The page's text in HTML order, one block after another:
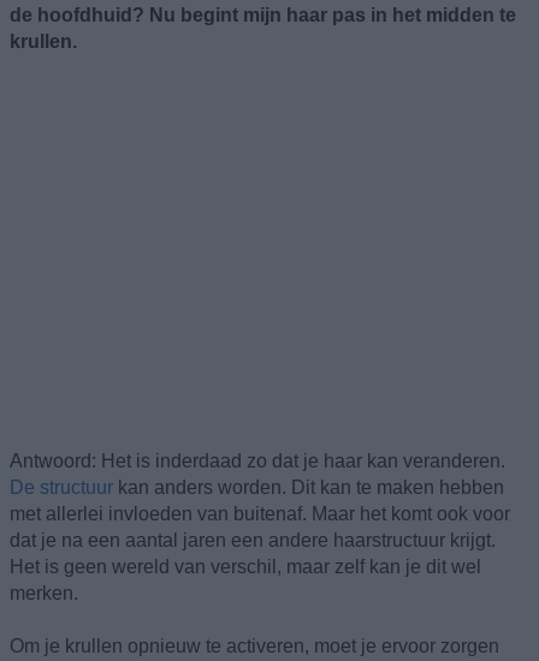
de hoofdhuid? Nu begint mijn haar pas in het midden te
krullen.
Antwoord: Het is inderdaad zo dat je haar kan veranderen.
De structuur kan anders worden. Dit kan te maken hebben
met allerlei invloeden van buitenaf. Maar het komt ook voor
dat je na een aantal jaren een andere haarstructuur krijgt.
Het is geen wereld van verschil, maar zelf kan je dit wel
merken.
Om je krullen opnieuw te activeren, moet je ervoor zorgen